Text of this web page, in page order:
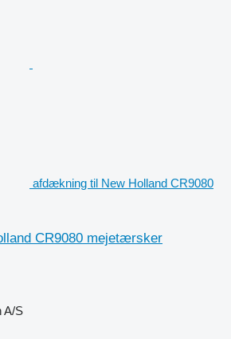
afdækning til New Holland CR9080
CR9080 mejetærsker
A/S